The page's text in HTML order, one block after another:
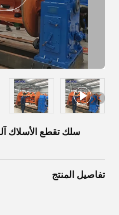
تفاصيل المنتج